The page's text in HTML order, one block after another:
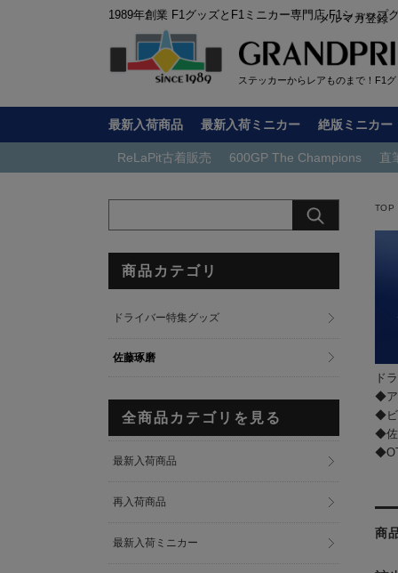
1989年創業 F1グッズとF1ミニカー専門店 F1ショップ
ステッカーからレアものまで！F1
メルマガ登録
最新入荷商品 最新入荷ミニカー 絶版ミニカー
ReLaPit古着販売 600GP The Champions 直
TOP
ド
◆ア
◆
◆
商
商品カテゴリ
ドライバー特集グッズ
佐藤琢磨
全商品カテゴリを見る
最新入荷商品
再入荷商品
最新入荷ミニカー